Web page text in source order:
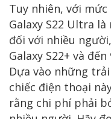
Tuy nhiên, với mức
Galaxy S22 Ultra
đối với nhiều
Galaxy S22+ và
Dựa vào những
chiếc điện thoại
rằng chi phí phải